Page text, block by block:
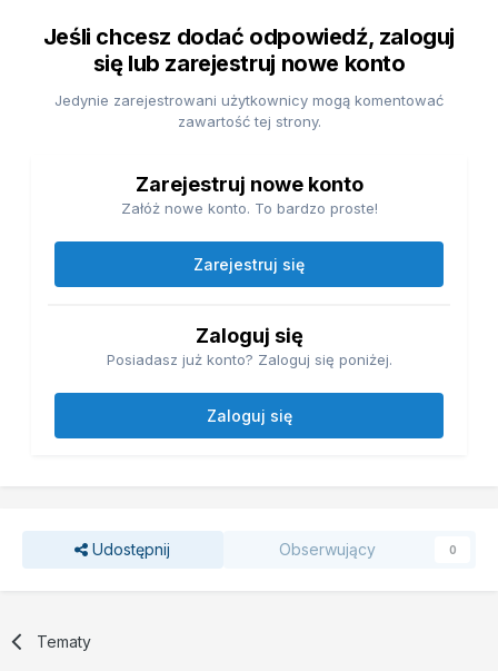
Jeśli chcesz dodać odpowiedź, zaloguj
się lub zarejestruj nowe konto
Jedynie zarejestrowani użytkownicy mogą komentować
zawartość tej strony.
Zarejestruj nowe konto
Załóż nowe konto. To bardzo proste!
Zarejestruj się
Zaloguj się
Posiadasz już konto? Zaloguj się poniżej.
Zaloguj się
Udostępnij Obserwujący 0
Tematy